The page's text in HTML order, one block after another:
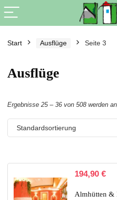
Start Ausflüge Seite 3
Ausflüge
Ergebnisse 25 – 36 von 508 werden
Standardsortierung
194,90 €
Almhütten &